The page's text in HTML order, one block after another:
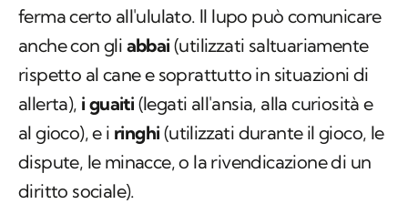
ferma certo all'ululato. Il lupo può comunicare
anche con gli abbai(utilizzati saltuariamente
rispetto al cane e soprattutto in situazioni di
allerta), i guaiti (legati all'ansia, alla curiosità e
al gioco), e i ringhi (utilizzati durante il gioco, le
dispute, le minacce, o la rivendicazione di un
diritto sociale).